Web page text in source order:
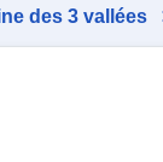
des 3 vallées